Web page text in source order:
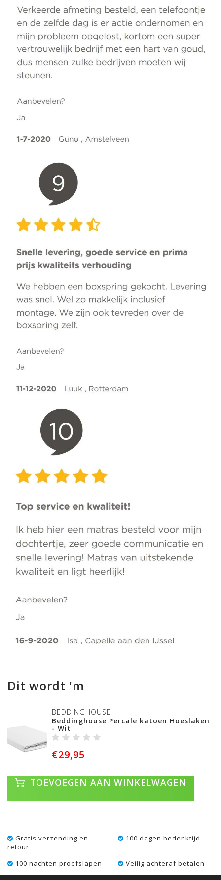
Dit wordt 'm
BEDDINGHOUSE
Beddinghouse Percale katoen Hoeslaken
- Wit
€29,95
TOEVOEGEN AAN WINKELWAGEN
Gratis verzending en
retour
100 dagen bedenktijd
100 nachten proefslapen Veilig achteraf betalen